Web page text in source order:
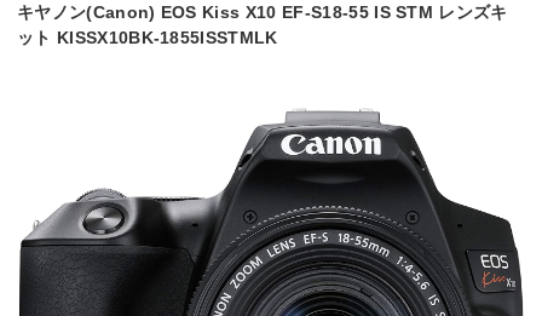
キヤノン(Canon) EOS Kiss X10 EF-S18-55 IS STM レンズキ
ット KISSX10BK-1855ISSTMLK